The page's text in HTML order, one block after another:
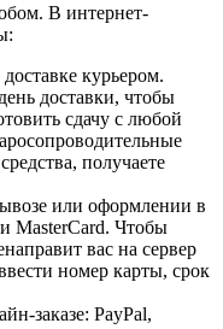
В интернет-
курьером.
доставки, чтобы
сдачу с любой
получаете
или оформлении в
MasterCard. Чтобы
вас на сервер
номер карты, срок
заказе: PayPal,